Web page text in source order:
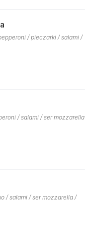
/ pieczarki / salami /
/ salami / ser mozzarella
/ salami / ser mozzarella /